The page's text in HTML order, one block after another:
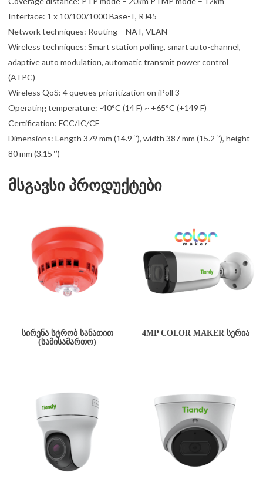
Interface: 1 x 10/100/1000 Base-T, RJ45
Network techniques: Routing – NAT, VLAN
Wireless techniques: Smart station polling, smart auto-channel,
adaptive auto modulation, automatic transmit power control
(ATPC)
Wireless QoS: 4 queues prioritization on iPoll 3
Operating temperature: -40°C (14 F) ~ +65°C (+149 F)
Certification: FCC/IC/CE
Dimensions: Length 379 mm (14.9 ‘’), width 387 mm (15.2 ‘’), height
80 mm (3.15 ‘’)
მსგავსი პროდუქტები
ᲡᲘᲠᲔᲜᲐ ᲡᲢᲠᲝᲑ ᲡᲐᲜᲐᲗᲘᲗ
(ᲡᲐᲛᲘᲡᲐᲛᲐᲠᲗᲝ)
4MP COLOR MAKER ᲡᲔᲠᲘᲐ